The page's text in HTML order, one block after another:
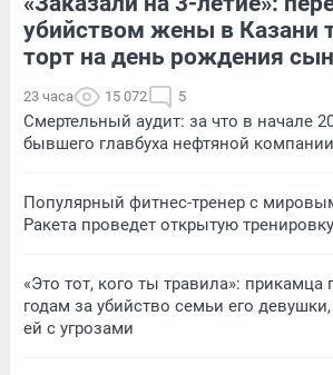
убийством жены в Казани
торт на день рождения
23 часа 15 072 5
Смертельный аудит: за что в начале
бывшего главбуха нефтяной
Популярный фитнес-тренер с
Ракета проведет открытую
«Это тот, кого ты травила»: прикамца
годам за убийство семьи его
ей с угрозами